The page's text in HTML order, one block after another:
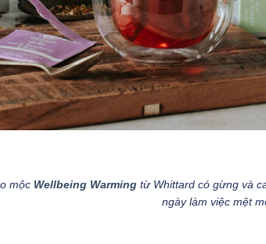
mộc Wellbeing Warmingtừ Whittard có gừng và
ngày làm việc mệt